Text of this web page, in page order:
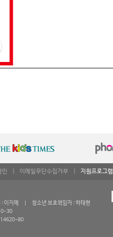
인 이메일무단수집거부 지원프로그램
지예 | 청소년 보호책임자 : 하태현
30
14620-80